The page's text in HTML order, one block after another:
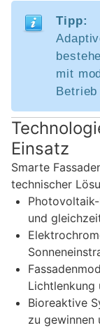
Tipp:
mit
Einsatz
Smarte
technischer
und
Lichtlenkung
Bioreaktive
zu gewinnen